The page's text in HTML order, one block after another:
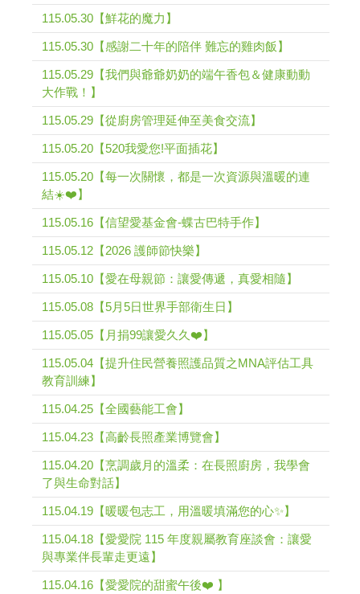
115.05.30【鮮花的魔力】
115.05.30【感謝二十年的陪伴 難忘的雞肉飯】
115.05.29【我們與爺爺奶奶的端午香包＆健康動動
大作戰！】
115.05.29【從廚房管理延伸至美食交流】
115.05.20【520我愛您!平面插花】
115.05.20【每一次關懷，都是一次資源與溫暖的連
結☀️❤️】
115.05.16【信望愛基金會-蝶古巴特手作】
115.05.12【2026 護師節快樂】
115.05.10【愛在母親節：讓愛傳遞，真愛相隨】
115.05.08【5月5日世界手部衛生日】
115.05.05【月捐99讓愛久久❤️】
115.05.04【提升住民營養照護品質之MNA評估工具
教育訓練】
115.04.25【全國藝能工會】
115.04.23【高齡長照產業博覽會】
115.04.20【烹調歲月的溫柔：在長照廚房，我學會
了與生命對話】
115.04.19【暖暖包志工，用溫暖填滿您的心✨】
115.04.18【愛愛院 115 年度親屬教育座談會：讓愛
與專業伴長輩走更遠】
115.04.16【愛愛院的甜蜜午後❤️ 】